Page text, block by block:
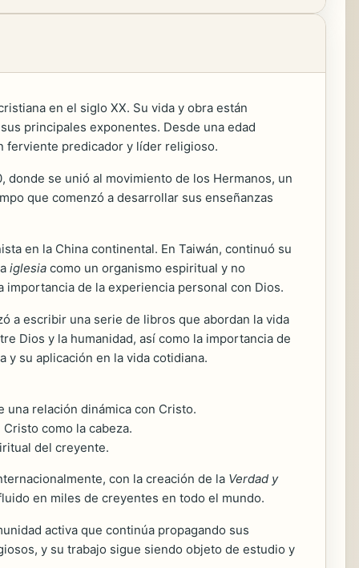
en el siglo XX. Su vida y obra están
principales exponentes. Desde una edad
ferviente predicador y líder religioso.
donde se unió al movimiento de los Hermanos, un
que comenzó a desarrollar sus enseñanzas
en la China continental. En Taiwán, continuó su
iglesia como un organismo espiritual y no
importancia de la experiencia personal con Dios.
a escribir una serie de libros que abordan la vida
Dios y la humanidad, así como la importancia de
y su aplicación en la vida cotidiana.
una relación dinámica con Cristo.
como la cabeza.
del creyente.
con la creación de la Verdad y
en miles de creyentes en todo el mundo.
activa que continúa propagando sus
y su trabajo sigue siendo objeto de estudio y